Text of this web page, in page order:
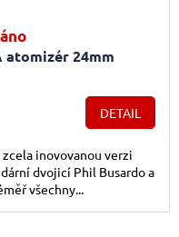
atomizér 24mm
DETAIL
inovovanou verzi
dvojicí Phil Busardo a
všechny...